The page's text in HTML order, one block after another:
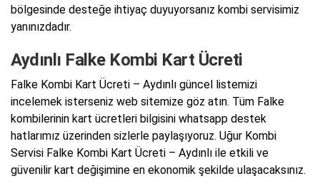
bölgesinde desteğe ihtiyaç duyuyorsanız kombi servisimiz
yanınızdadır.
Aydınlı Falke Kombi Kart Ücreti
Falke Kombi Kart Ücreti – Aydınlı güncel listemizi
incelemek isterseniz web sitemize göz atın. Tüm Falke
kombilerinin kart ücretleri bilgisini whatsapp destek
hatlarımız üzerinden sizlerle paylaşıyoruz. Uğur Kombi
Servisi Falke Kombi Kart Ücreti – Aydınlı ile etkili ve
güvenilir kart değişimine en ekonomik şekilde ulaşacaksınız.